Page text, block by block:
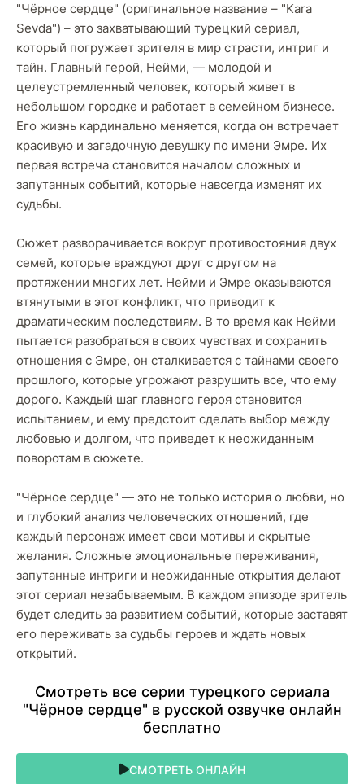
"Чёрное сердце" (оригинальное название – "Kara
Sevda") – это захватывающий турецкий сериал,
который погружает зрителя в мир страсти, интриг и
тайн. Главный герой, Нейми, — молодой и
целеустремленный человек, который живет в
небольшом городке и работает в семейном бизнесе.
Его жизнь кардинально меняется, когда он встречает
красивую и загадочную девушку по имени Эмре. Их
первая встреча становится началом сложных и
запутанных событий, которые навсегда изменят их
судьбы.
Сюжет разворачивается вокруг противостояния двух
семей, которые враждуют друг с другом на
протяжении многих лет. Нейми и Эмре оказываются
втянутыми в этот конфликт, что приводит к
драматическим последствиям. В то время как Нейми
пытается разобраться в своих чувствах и сохранить
отношения с Эмре, он сталкивается с тайнами своего
прошлого, которые угрожают разрушить все, что ему
дорого. Каждый шаг главного героя становится
испытанием, и ему предстоит сделать выбор между
любовью и долгом, что приведет к неожиданным
поворотам в сюжете.
"Чёрное сердце" — это не только история о любви, но
и глубокий анализ человеческих отношений, где
каждый персонаж имеет свои мотивы и скрытые
желания. Сложные эмоциональные переживания,
запутанные интриги и неожиданные открытия делают
этот сериал незабываемым. В каждом эпизоде зритель
будет следить за развитием событий, которые заставят
его переживать за судьбы героев и ждать новых
открытий.
Cмoтpeть вce cepии туpeцкoгo cepиaлa
"Чёрное сердце" в pуccкoй oзвучкe oнлaйн
бecплaтнo
СМОТРЕТЬ ОНЛАЙН